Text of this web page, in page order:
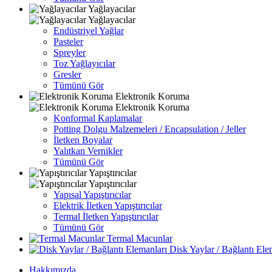
Yağlayacılar
Yağlayacılar
Endüstriyel Yağlar
Pasteler
Spreyler
Toz Yağlayıcılar
Gresler
Tümünü Gör
Elektronik Koruma
Elektronik Koruma
Konformal Kaplamalar
Potting Dolgu Malzemeleri / Encapsulation / Jeller
İletken Boyalar
Yalıtkan Vernikler
Tümünü Gör
Yapıştırıcılar
Yapıştırıcılar
Yapısal Yapıştırıcılar
Elektrik İletken Yapıştırıcılar
Termal İletken Yapıştırıcılar
Tümünü Gör
Termal Macunlar
Disk Yaylar / Bağlantı
Hakkımızda